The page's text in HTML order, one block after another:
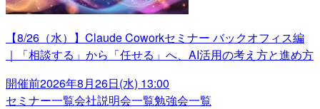
【8/26（水）】Claude Coworkセミナー バックオフィス編
｜「相談する」から「任せる」へ、AI活用の考え方と進め方
開催前2026年8月26日(水) 13:00
セミナー一覧会社説明会一覧勉強会一覧